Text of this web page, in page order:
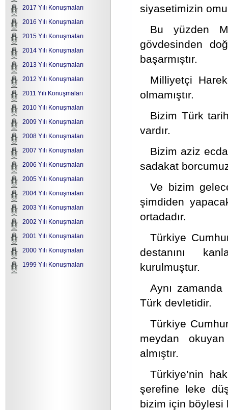
2017 Yılı Konuşmaları
2016 Yılı Konuşmaları
2015 Yılı Konuşmaları
2014 Yılı Konuşmaları
2013 Yılı Konuşmaları
2012 Yılı Konuşmaları
2011 Yılı Konuşmaları
2010 Yılı Konuşmaları
2009 Yılı Konuşmaları
2008 Yılı Konuşmaları
2007 Yılı Konuşmaları
2006 Yılı Konuşmaları
2005 Yılı Konuşmaları
2004 Yılı Konuşmaları
2003 Yılı Konuşmaları
2002 Yılı Konuşmaları
2001 Yılı Konuşmaları
2000 Yılı Konuşmaları
1999 Yılı Konuşmaları
siyasetimizin
Bu yüzden
gövdesinden
başarmıştır.
Milliyetçi
olmamıştır.
Bizim Türk
vardır.
Bizim aziz
sadakat
Ve bizim
şimdiden
ortadadır.
Türkiye
destanını
kurulmuştur.
Aynı
Türk devletidir.
Türkiye
meydan
almıştır.
Türkiye’nin
şerefine leke
bizim için böylesi